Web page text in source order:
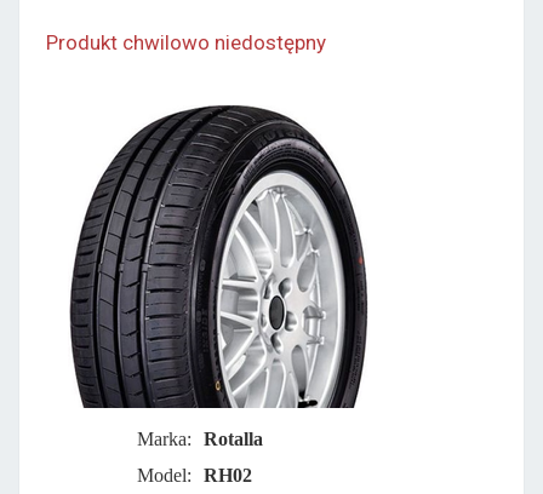
Produkt chwilowo niedostępny
Marka:
Rotalla
Model:
RH02